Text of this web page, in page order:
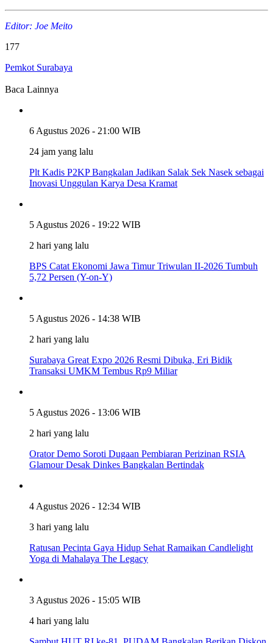
Editor: Joe Meito
177
Pemkot Surabaya
Baca Lainnya
6 Agustus 2026 - 21:00 WIB
24 jam yang lalu
Plt Kadis P2KP Bangkalan Jadikan Salak Sek Nasek sebagai
Inovasi Unggulan Karya Desa Kramat
5 Agustus 2026 - 19:22 WIB
2 hari yang lalu
BPS Catat Ekonomi Jawa Timur Triwulan II-2026 Tumbuh
5,72 Persen (Y-on-Y)
5 Agustus 2026 - 14:38 WIB
2 hari yang lalu
Surabaya Great Expo 2026 Resmi Dibuka, Eri Bidik
Transaksi UMKM Tembus Rp9 Miliar
5 Agustus 2026 - 13:06 WIB
2 hari yang lalu
Orator Demo Soroti Dugaan Pembiaran Perizinan RSIA
Glamour Desak Dinkes Bangkalan Bertindak
4 Agustus 2026 - 12:34 WIB
3 hari yang lalu
Ratusan Pecinta Gaya Hidup Sehat Ramaikan Candlelight
Yoga di Mahalaya The Legacy
3 Agustus 2026 - 15:05 WIB
4 hari yang lalu